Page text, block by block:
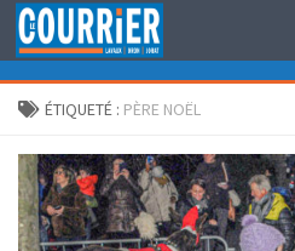
Au dessous du contenu
ÉTIQUETÉ : PÈRE NOËL